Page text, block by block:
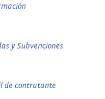
y Subvenciones
de contratante